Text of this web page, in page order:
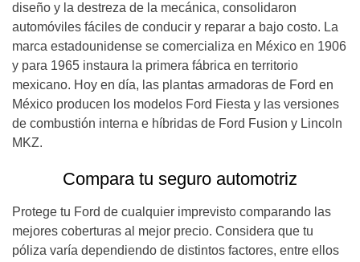
diseño y la destreza de la mecánica, consolidaron
automóviles fáciles de conducir y reparar a bajo costo. La
marca estadounidense se comercializa en México en 1906
y para 1965 instaura la primera fábrica en territorio
mexicano. Hoy en día, las plantas armadoras de Ford en
México producen los modelos Ford Fiesta y las versiones
de combustión interna e híbridas de Ford Fusion y Lincoln
MKZ.
Compara tu seguro automotriz
Protege tu Ford de cualquier imprevisto comparando las
mejores coberturas al mejor precio. Considera que tu
póliza varía dependiendo de distintos factores, entre ellos